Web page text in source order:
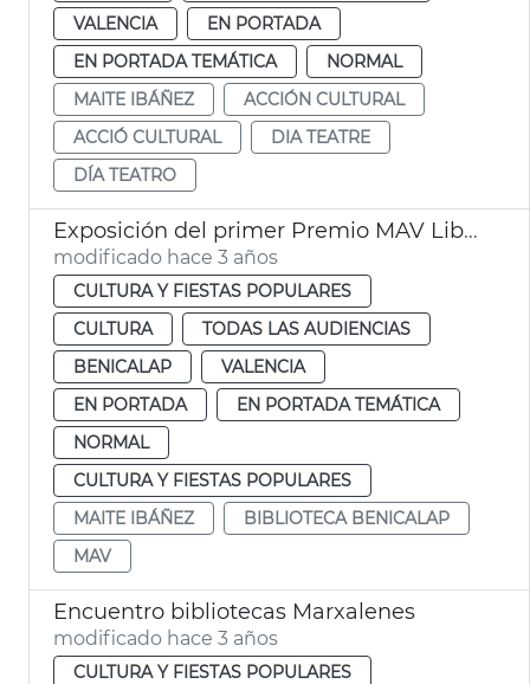
VALENCIA
EN PORTADA
EN PORTADA TEMÁTICA
NORMAL
MAITE IBÁÑEZ
ACCIÓN CULTURAL
ACCIÓ CULTURAL
DIA TEATRE
DÍA TEATRO
Exposición del primer Premio MAV Libro de artista
modificado hace 3 años
CULTURA Y FIESTAS POPULARES
CULTURA
TODAS LAS AUDIENCIAS
BENICALAP
VALENCIA
EN PORTADA
EN PORTADA TEMÁTICA
NORMAL
CULTURA Y FIESTAS POPULARES
MAITE IBÁÑEZ
BIBLIOTECA BENICALAP
MAV
Encuentro bibliotecas Marxalenes
modificado hace 3 años
CULTURA Y FIESTAS POPULARES